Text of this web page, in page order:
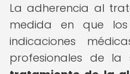
La adherencia al
medida en que
indicaciones
profesionales de la